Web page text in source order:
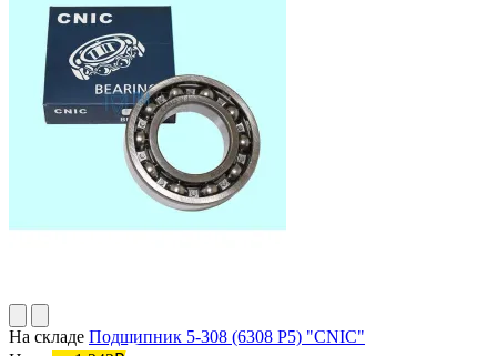
На складе Подшипник 5-308 (6308 P5) "CNIC"